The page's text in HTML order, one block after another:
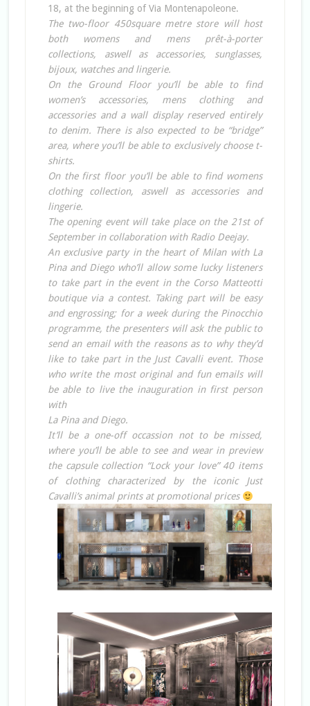
18, at the beginning of Via Montenapoleone.
The two-floor 450square metre store will host
both womens and mens prêt-à-porter
collections, aswell as accessories, sunglasses,
bijoux, watches and lingerie.
On the Ground Floor you’ll be able to find
women’s accessories, mens clothing and
accessories and a wall display reserved entirely
to denim. There is also expected to be “bridge”
area, where you’ll be able to exclusively choose t-
shirts.
On the first floor you’ll be able to find womens
clothing collection, aswell as accessories and
lingerie.
The opening event will take place on the 21st of
September in collaboration with Radio Deejay.
An exclusive party in the heart of Milan with La
Pina and Diego who’ll allow some lucky listeners
to take part in the event in the Corso Matteotti
boutique via a contest. Taking part will be easy
and engrossing; for a week during the Pinocchio
programme, the presenters will ask the public to
send an email with the reasons as to why they’d
like to take part in the Just Cavalli event. Those
who write the most original and fun emails will
be able to live the inauguration in first person
with
La Pina and Diego.
It’ll be a one-off occassion not to be missed,
where you’ll be able to see and wear in preview
the capsule collection “Lock your love” 40 items
of clothing characterized by the iconic Just
Cavalli’s animal prints at promotional prices